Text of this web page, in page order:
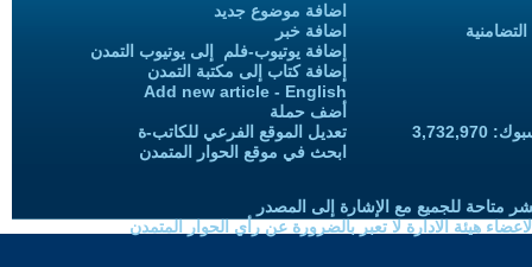
اضافة موضوع جديد
اضافة خبر
إضافة يوتيوب-فلم إلى يوتيوب التمدن
إضافة كتاب إلى مكتبة التمدن
Add new article - English
أضف حملة
تعديل الموقع الفرعي للكاتب-ة
ابحث في موقع الحوار المتمدن
متاحة للجميع مع الإشارة إلى المصدر
هيئة الادارة لا تعبر بالضرورة عن رأي الحوار المتمدن